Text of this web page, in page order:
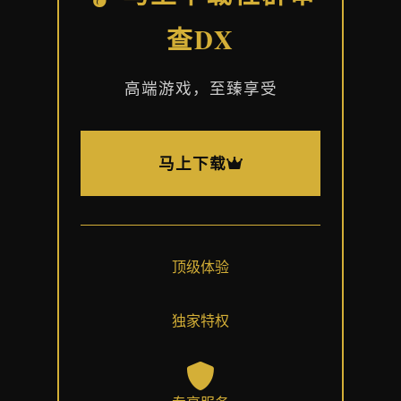
查DX
高端游戏，至臻享受
马上下载
顶级体验
独家特权